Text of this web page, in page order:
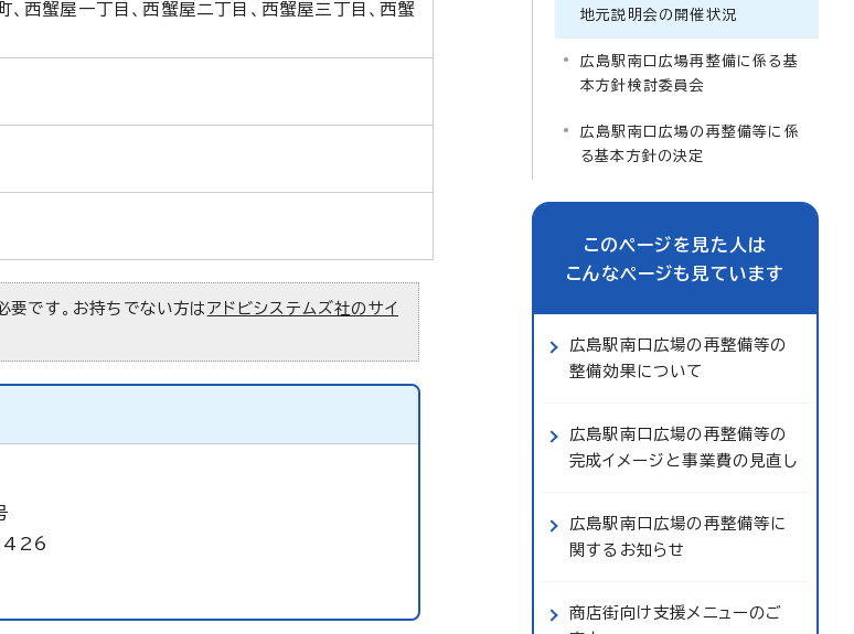
、西蟹屋一丁目、西蟹屋二丁目、西蟹屋三丁目、西蟹
要です。お持ちでない方はアドビシステムズ社のサイ
地元説明会の開催状況
広島駅南口広場再整備に係る基
本方針検討委員会
広島駅南口広場の再整備等に係
る基本方針の決定
このページを見た人は
こんなページも見ています
広島駅南口広場の再整備等の
整備効果について
広島駅南口広場の再整備等の
完成イメージと事業費の見直し
広島駅南口広場の再整備等に
関するお知らせ
商店街向け支援メニューのご